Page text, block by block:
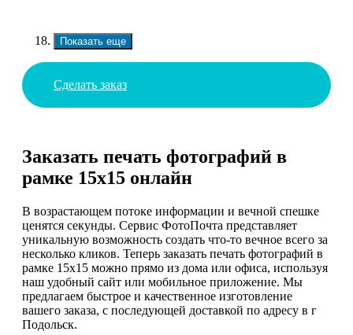
Показать еще
Сделать заказ
Заказать печать фотографий в
рамке 15х15 онлайн
В возрастающем потоке информации и вечной спешке
ценятся секунды. Сервис ФотоПочта представляет
уникальную возможность создать что-то вечное всего за
несколько кликов. Теперь заказать печать фотографий в
рамке 15х15 можно прямо из дома или офиса, используя
наш удобный сайт или мобильное приложение. Мы
предлагаем быстрое и качественное изготовление
вашего заказа, с последующей доставкой по адресу в г
Подольск.